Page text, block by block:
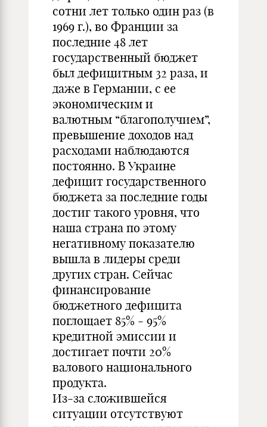
сотни лет только один раз (в
1969 г.), во Франции за
последние 48 лет
государственный бюджет
был дефицитным 32 раза, и
даже в Германии, с ее
экономическим и
валютным “благополучием”,
превышение доходов над
расходами наблюдаются
постоянно. В Украине
дефицит государственного
бюджета за последние годы
достиг такого уровня, что
наша страна по этому
негативному показателю
вышла в лидеры среди
других стран. Сейчас
финансирование
бюджетного дефицита
поглощает 85% - 95%
кредитной эмиссии и
достигает почти 20%
валового национального
продукта.
Из-за сложившейся
ситуации отсутствуют